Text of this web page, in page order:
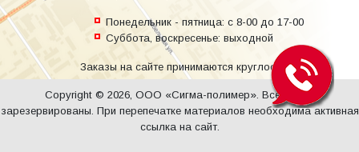
Понедельник - пятница: с 8-00 до 17-00
Суббота, воскресенье: выходной
Заказы на сайте принимаются круглосуточно.
Copyright © 2026, ООО «Сигма-полимер». Все права
зарезервированы. При перепечатке материалов необходима активная
ссылка на сайт.